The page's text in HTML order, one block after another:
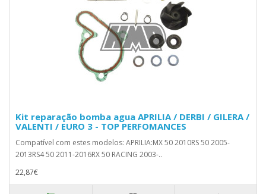
Kit reparação bomba agua APRILIA / DERBI / GILERA /
VALENTI / EURO 3 - TOP PERFOMANCES
Compatível com estes modelos: APRILIA:MX 50 2010RS 50 2005-
2013RS4 50 2011-2016RX 50 RACING 2003-..
22,87€